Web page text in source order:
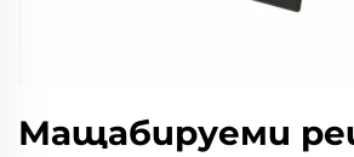
Мащабируеми